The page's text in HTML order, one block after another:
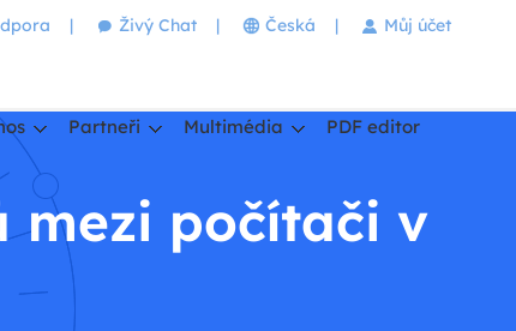
| Živý Chat | Česká | Můj účet
Partneři Multimédia PDF editor
mezi počítači v